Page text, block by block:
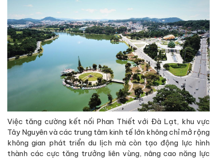
Việc tăng cường kết nối Phan Thiết với Đà Lạt, khu vực
Tây Nguyên và các trung tâm kinh tế lớn không chỉ mở rộng
không gian phát triển du lịch mà còn tạo động lực hình
thành các cực tăng trưởng liên vùng, nâng cao năng lực